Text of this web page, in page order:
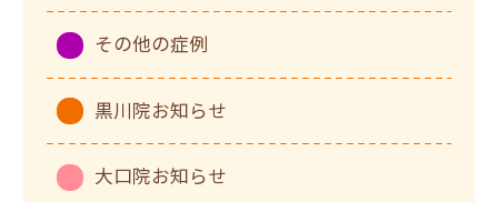
その他の症例
黒川院お知らせ
大口院お知らせ